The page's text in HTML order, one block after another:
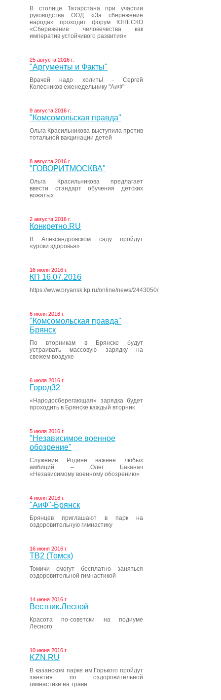
В столице Татарстана при участии
руководства ООД «За сбережение
народа» проходит форум ЮНЕСКО
«Сбережение человечества как
императив устойчивого развития»
25 августа 2016 г.
"Аргументы и Факты"
Врачей надо холить! - Сергей
Колесников еженедельнику "АиФ"
9 августа 2016 г.
"Комсомольская правда"
Ольга Красильникова выступила против
тотальной вакцинации детей
8 августа 2016 г.
"ГОВОРИТМОСКВА"
Ольга Красильникова предлагает
ввести стандарт обучения детских
вожатых
2 августа 2016 г.
Конкретно.RU
В Александровском саду пройдут
«уроки здоровья»
16 июля 2016 г.
КП 16.07.2016
https://www.bryansk.kp.ru/online/news/2443050/
6 июля 2016 г.
"Комсомольская правда"
Брянск
По вторникам в Брянске будут
устраивать массовую зарядку на
свежем воздухе
6 июля 2016 г.
Город32
«Народосберегающая» зарядка будет
проходить в Брянске каждый вторник
5 июля 2016 г.
"Независимое военное
обозрение"
Служение Родине важнее любых
амбиций – Олег Баканач
«Независимому военному обозрению»
4 июля 2016 г.
"АиФ"-Брянск
Брянцев приглашают в парк на
оздоровительную гимнастику
16 июня 2016 г.
ТВ2 (Томск)
Томичи смогут бесплатно заняться
оздоровительной гимнастикой
14 июня 2016 г.
Вестник.Лесной
Красота по-советски на подиуме
Лесного
10 июня 2016 г.
KZN.RU
В казанском парке им.Горького пройдут
занятия по оздоровительной
гимнастике на траве